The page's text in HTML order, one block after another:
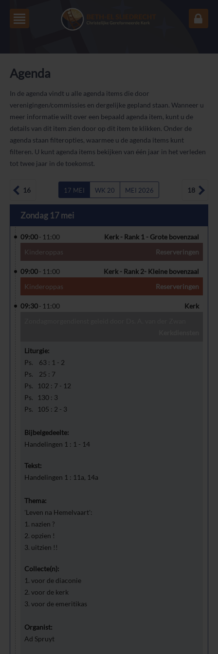
Agenda
In de agenda vindt u alle agenda items die door
verenigingen/commissies en dergelijke gepland staan. Wanneer u
meer informatie wilt over een bepaald agenda item, kunt u de
details van dit item zien door op dit item te klikken. Onder de
agenda staan filteropties, waarmee u de agenda items kunt
filteren. U kunt agenda items bekijken van één jaar in het verleden
tot twee jaar in de toekomst.
17 MEI WK 20 MEI 2026
16 18
Zondag 17 mei
09:00 11:00
Kerk - Rank 1 - Grote bovenzaal
Kinderoppas
Reserveringen
09:00 11:00
Kerk - Rank 2- Kleine bovenzaal
Kinderoppas
Reserveringen
09:30 11:00
Kerk
Liturgie:
Ps. 63 : 1 - 2
Ps. 25 : 7
Ps. 102 : 7 - 12
Ps. 130 : 3
Ps. 105 : 2 - 3
Bijbelgedeelte:
Handelingen 1 : 1 - 14
Tekst:
Handelingen 1 : 11a, 14a
Thema:
'Leven na Hemelvaart':
1. nazien ?
2. opzien !
3. uitzien !!
Collecte(n):
1. voor de diaconie
2. voor de kerk
3. voor de emeritikas
Organist:
Ad Spruyt